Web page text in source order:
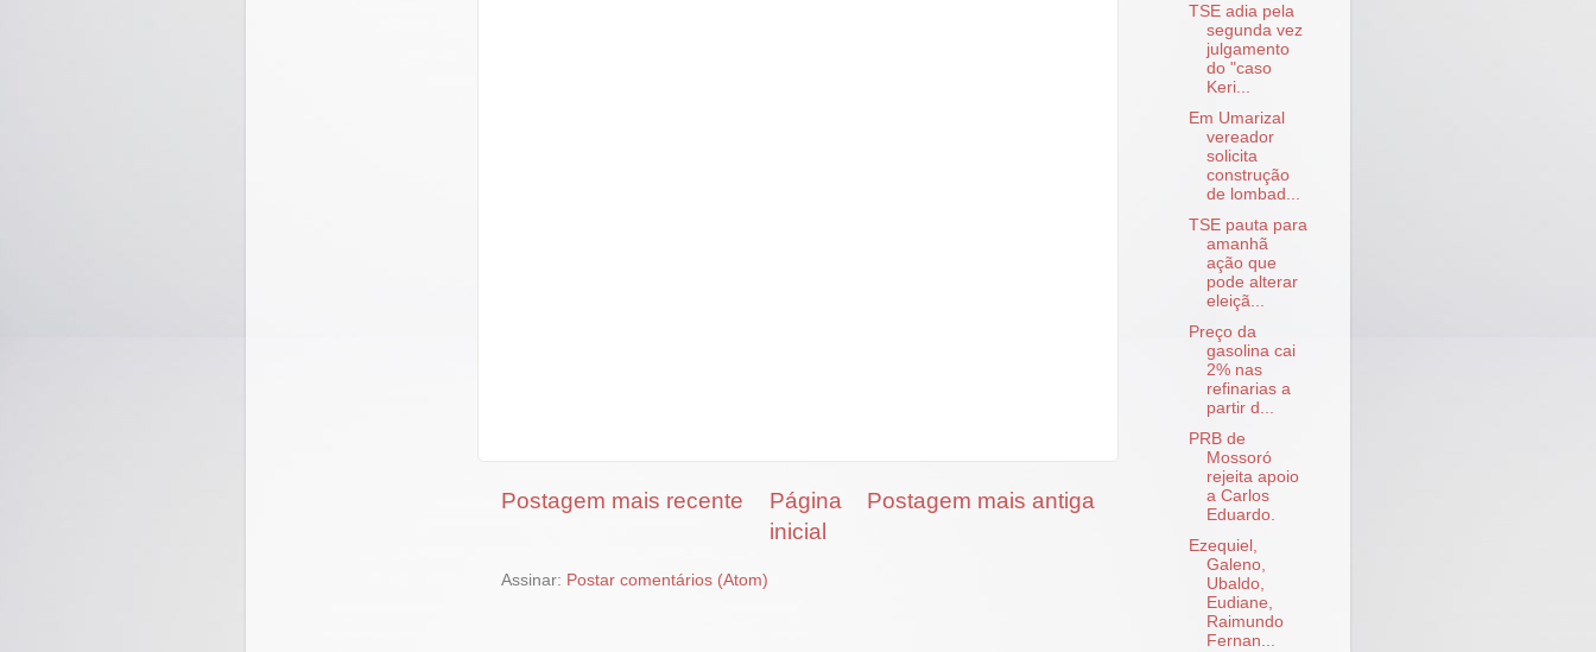
Postagem mais recente Postagem mais antiga
Página
inicial
Assinar: Postar comentários (Atom)
TSE adia pela
segunda vez
julgamento
do "caso
Keri...
Em Umarizal
vereador
solicita
construção
de lombad...
TSE pauta para
amanhã
ação que
pode alterar
eleiçã...
Preço da
gasolina cai
2% nas
refinarias a
partir d...
PRB de
Mossoró
rejeita apoio
a Carlos
Eduardo.
Ezequiel,
Galeno,
Ubaldo,
Eudiane,
Raimundo
Fernan...